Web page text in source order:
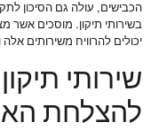
הכבישים, עולה גם הסיכון
בשירותי תיקון. מוסכים אשר
יכולים להרוויח משירותים
שירותי
להצלחת